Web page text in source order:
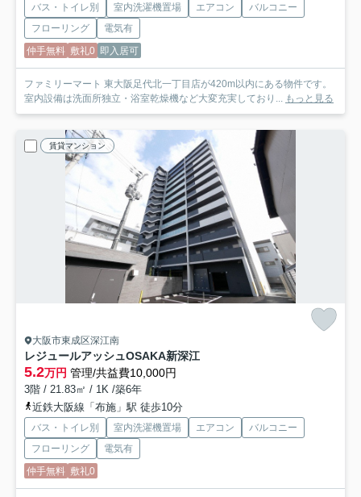
バス・トイレ別 室内洗濯機置場 エアコン
バルコニー
フローリング
電気有
仲手無料 敷礼0 即入居可
ファミリーマート 東大阪足代北一丁目店が420m以内にある物件です。
室内設備は洗面所独立・浴室乾燥機など大変充実しており... もっと見る
賃貸マンション
大阪市東成区深江南
レジュールアッシュOSAKA新深江
5.2万円 管理/共益費10,000円
3階 / 21.83㎡ / 1K /築6年
近鉄大阪線「布施」駅 徒歩10分
バス・トイレ別 室内洗濯機置場 エアコン
バルコニー
フローリング
電気有
仲手無料 敷礼0